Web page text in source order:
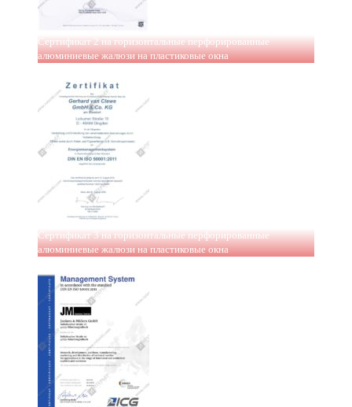
Сертификат 2 на горизонтальные перфорированные
алюминиевые жалюзи на пластиковые окна
Сертификат 3 на горизонтальные перфорированные
алюминиевые жалюзи на пластиковые окна